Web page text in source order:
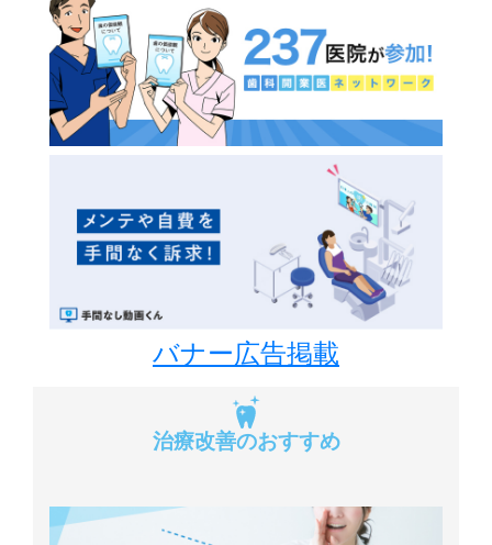
バナー広告掲載
治療改善のおすすめ